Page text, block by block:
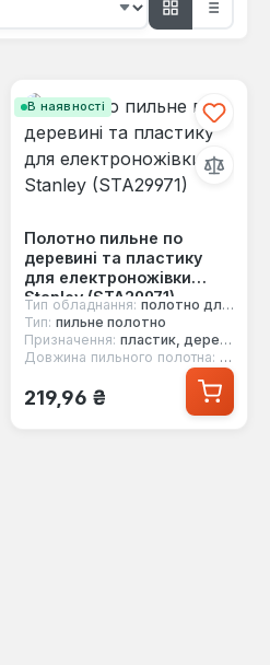
В наявності
Полотно пильне по
деревині та пластику
для електроножівки
Stanley (STA29971)
Тип обладнання: полотно для електроножівки
Тип: пильне полотно
Призначення: пластик, деревина
Довжина пильного полотна: 99 мм
Звичайна ціна:
219,96 ₴